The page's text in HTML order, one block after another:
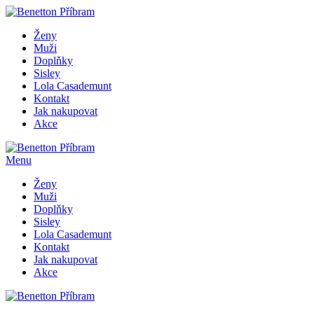
Ženy
Muži
Doplňky
Sisley
Lola Casademunt
Kontakt
Jak nakupovat
Akce
Menu
Ženy
Muži
Doplňky
Sisley
Lola Casademunt
Kontakt
Jak nakupovat
Akce